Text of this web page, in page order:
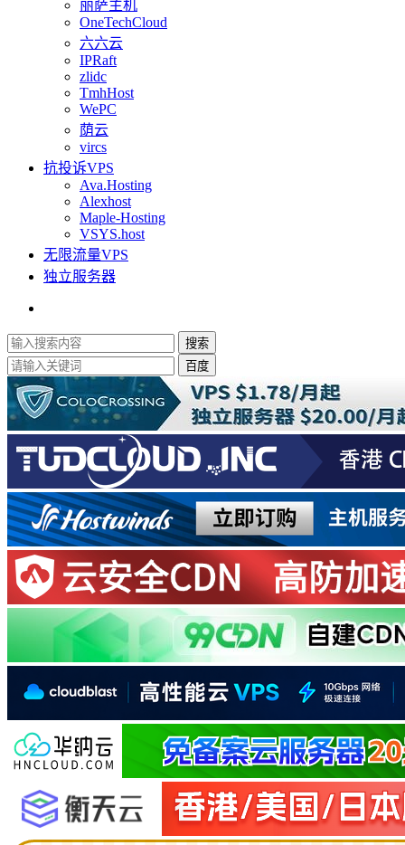
丽萨主机
OneTechCloud
六六云
IPRaft
zlidc
TmhHost
WePC
荫云
vircs
抗投诉VPS
Ava.Hosting
Alexhost
Maple-Hosting
VSYS.host
无限流量VPS
独立服务器